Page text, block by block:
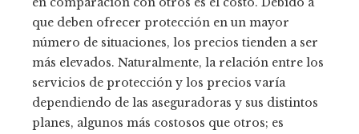
que deben ofrecer protección en un mayor
número de situaciones, los precios tienden a ser
más elevados. Naturalmente, la relación entre los
servicios de protección y los precios varía
dependiendo de las aseguradoras y sus distintos
planes, algunos más costosos que otros; es